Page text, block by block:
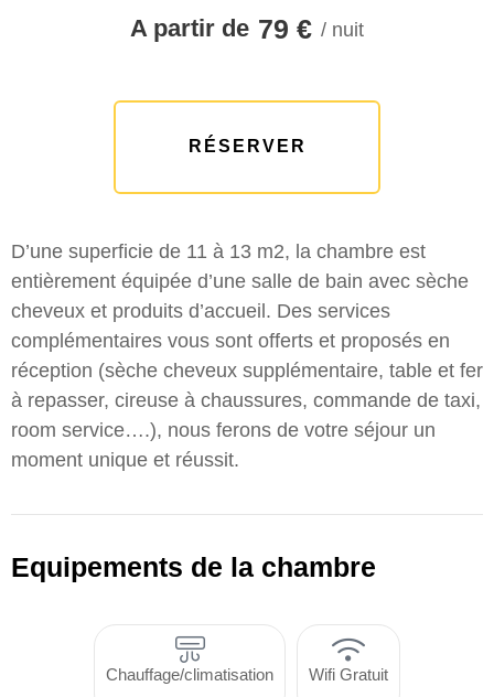
A partir de 79 € / nuit
RÉSERVER
D’une superficie de 11 à 13 m2, la chambre est
entièrement équipée d’une salle de bain avec sèche
cheveux et produits d’accueil. Des services
complémentaires vous sont offerts et proposés en
réception (sèche cheveux supplémentaire, table et fer
à repasser, cireuse à chaussures, commande de taxi,
room service….), nous ferons de votre séjour un
moment unique et réussit.
Equipements de la chambre
Chauffage/climatisation Wifi Gratuit